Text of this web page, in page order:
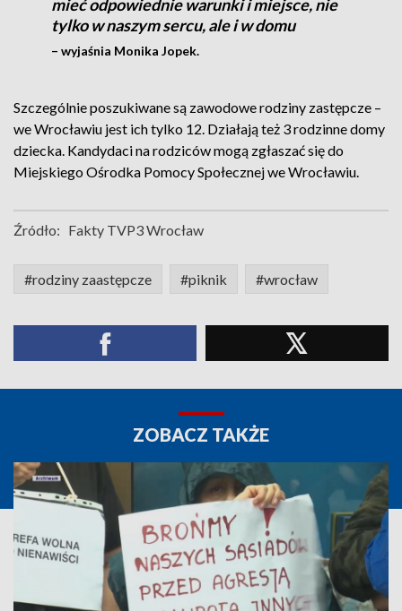
mieć odpowiednie warunki i miejsce, nie
tylko w naszym sercu, ale i w domu
– wyjaśnia Monika Jopek.
Szczególnie poszukiwane są zawodowe rodziny zastępcze –
we Wrocławiu jest ich tylko 12. Działają też 3 rodzinne domy
dziecka. Kandydaci na rodziców mogą zgłaszać się do
Miejskiego Ośrodka Pomocy Społecznej we Wrocławiu.
Źródło: Fakty TVP3 Wrocław
#rodziny zaastępcze #piknik #wrocław
ZOBACZ TAKŻE